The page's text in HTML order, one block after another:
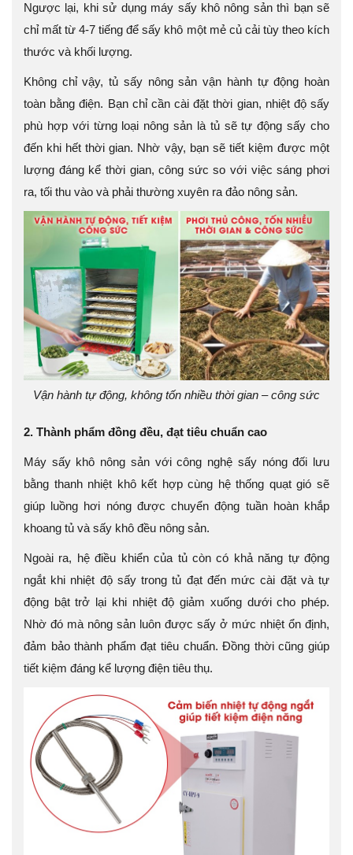
Ngược lại, khi sử dụng máy sấy khô nông sản thì bạn sẽ
chỉ mất từ 4-7 tiếng để sấy khô một mẻ củ cải tùy theo kích
thước và khối lượng.
Không chỉ vậy, tủ sấy nông sản vận hành tự động hoàn
toàn bằng điện. Bạn chỉ cần cài đặt thời gian, nhiệt độ sấy
phù hợp với từng loại nông sản là tủ sẽ tự động sấy cho
đến khi hết thời gian. Nhờ vậy, bạn sẽ tiết kiệm được một
lượng đáng kể thời gian, công sức so với việc sáng phơi
ra, tối thu vào và phải thường xuyên ra đảo nông sản.
Vận hành tự động, không tốn nhiều thời gian – công sức
2. Thành phẩm đồng đều, đạt tiêu chuẩn cao
Máy sấy khô nông sản với công nghệ sấy nóng đối lưu
bằng thanh nhiệt khô kết hợp cùng hệ thống quạt gió sẽ
giúp luồng hơi nóng được chuyển động tuần hoàn khắp
khoang tủ và sấy khô đều nông sản.
Ngoài ra, hệ điều khiển của tủ còn có khả năng tự động
ngắt khi nhiệt độ sấy trong tủ đạt đến mức cài đặt và tự
động bật trở lại khi nhiệt độ giảm xuống dưới cho phép.
Nhờ đó mà nông sản luôn được sấy ở mức nhiệt ổn định,
đảm bảo thành phẩm đạt tiêu chuẩn. Đồng thời cũng giúp
tiết kiệm đáng kể lượng điện tiêu thụ.